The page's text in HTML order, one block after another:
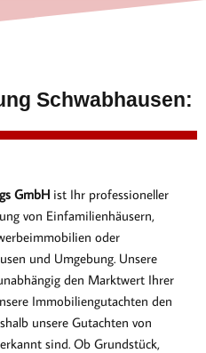
Schwabhausen:
GmbH ist Ihr professioneller
von Einfamilienhäusern,
oder
und Umgebung. Unsere
den Marktwert Ihrer
Immobiliengutachten den
unsere Gutachten von
sind. Ob Grundstück,